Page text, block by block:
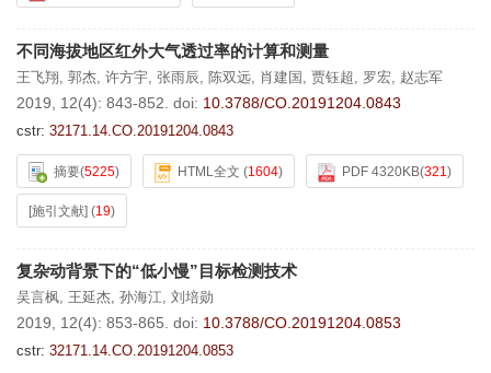
不同海拔地区红外大气透过率的计算和测量
王飞翔, 郭杰, 许方宇, 张雨辰, 陈双远, 肖建国 , 贾钰超, 罗宏, 赵志军
2019, 12(4): 843-852. doi: 10.3788/CO.20191204.0843
cstr: 32171.14.CO.20191204.0843
摘要(5225) HTML全文 (1604) PDF 4320KB(321)
[施引文献] (19)
复杂动背景下的“低小慢”目标检测技术
吴言枫, 王延杰, 孙海江, 刘培勋
2019, 12(4): 853-865. doi: 10.3788/CO.20191204.0853
cstr: 32171.14.CO.20191204.0853